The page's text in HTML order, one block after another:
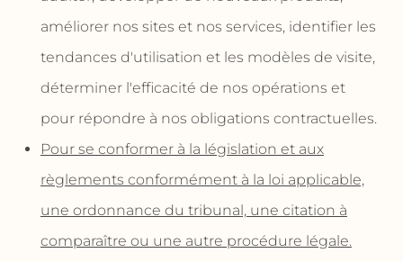
améliorer nos sites et nos services, identifier les
tendances d'utilisation et les modèles de visite,
déterminer l'efficacité de nos opérations et
pour répondre à nos obligations contractuelles.
Pour se conformer à la législation et aux
règlements conformément à la loi applicable,
une ordonnance du tribunal, une citation à
comparaître ou une autre procédure légale.